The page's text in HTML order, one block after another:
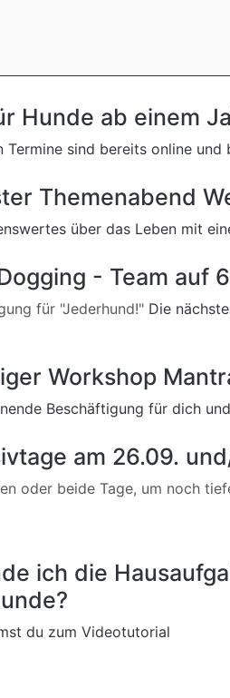
Hunde ab einem
Termine sind bereits online und
Themenabend
über das Leben mit
- Team auf
für "Jederhund!" Die
Workshop
Beschäftigung für dich
am 26.09.
oder beide Tage, um noch
ich die
du zum Videotutorial